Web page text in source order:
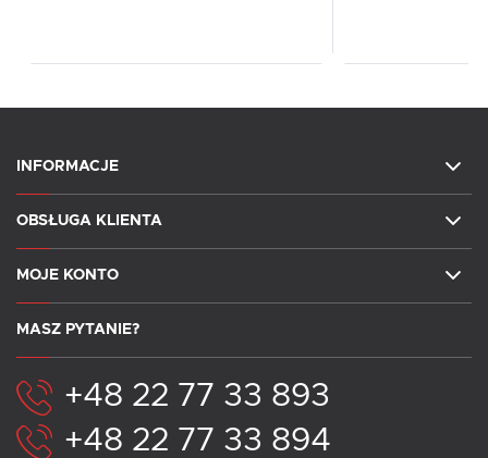
INFORMACJE
OBSŁUGA KLIENTA
MOJE KONTO
MASZ PYTANIE?
+48 22 77 33 893
+48 22 77 33 894